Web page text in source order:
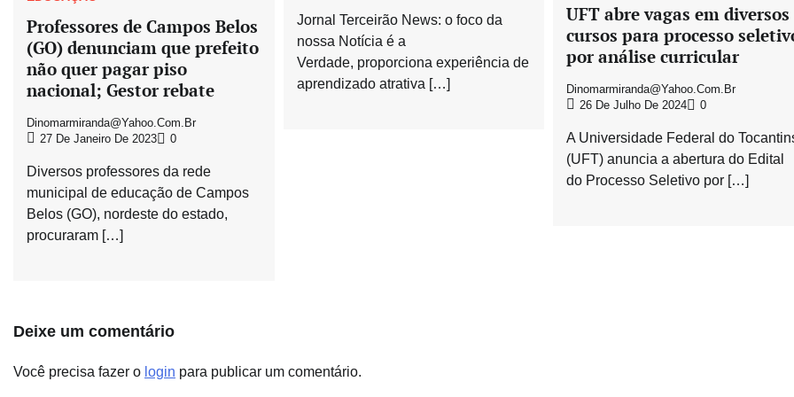
Professores de Campos Belos
(GO) denunciam que prefeito
não quer pagar piso
nacional; Gestor rebate
Dinomarmiranda@yahoo.com.br
27 De Janeiro De 2023
0
Diversos professores da rede
municipal de educação de Campos
Belos (GO), nordeste do estado,
procuraram […]
Jornal Terceirão News: o foco da
nossa Notícia é a
Verdade, proporciona experiência de
aprendizado atrativa […]
UFT abre vagas em diversos
cursos para processo
por análise curricular
Dinomarmiranda@yahoo.com.br
26 De Julho De 2024
0
A Universidade Federal do
(UFT) anuncia a abertura do Edital
do Processo Seletivo por […]
Deixe um comentário
Você precisa fazer o login para publicar um comentário.